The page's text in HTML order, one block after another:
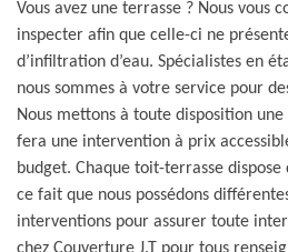
Vous avez une terrasse ? Nous vous
inspecter afin que celle-ci ne
d’infiltration d’eau. Spécialistes en
nous sommes à votre service pour
Nous mettons à toute disposition
fera une intervention à prix
budget. Chaque toit-terrasse dispose
ce fait que nous possédons
interventions pour assurer toute